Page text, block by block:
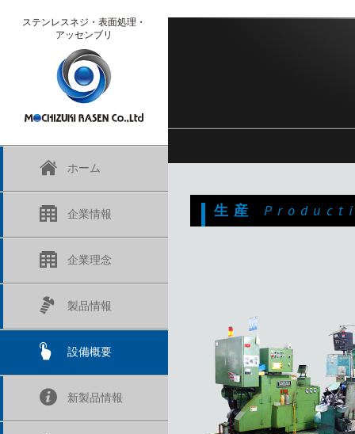
ステンレスネジ・表面処理・
アッセンブリ
ホーム
企業情報
概 要
ロゴに込めた思い
沿 革
企業理念
製品情報
ネ ジ
表面処理
アッセンブリ
設備概要
生 産
生産管理・品質管理
機械設備
新製品情報
新製品情報トップ
ゼロギャップ®
（薄板用座金組込ねじ）
ゼロロック®
（薄板用座金組込ねじ）
シンフラット®
（低頭ねじ）
ルーズクロス®
（特殊十字穴ねじ）
最新号
バックナンバー
登 録
解 約
生 産